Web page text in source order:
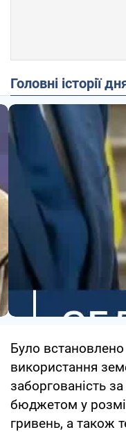
Головні історії
Було
використання
заборгованість
бюджетом у
гривень, а також